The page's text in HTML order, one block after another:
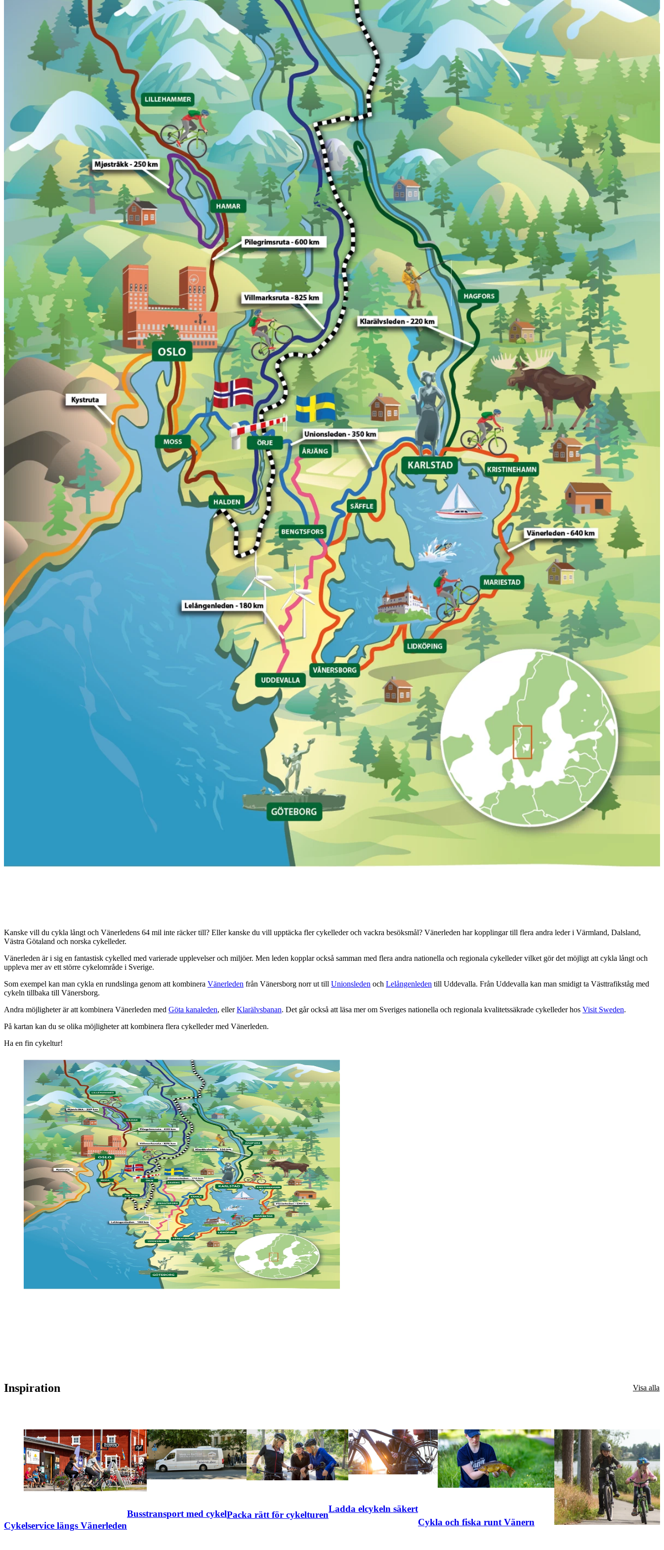
Kanske vill du cykla långt och Vänerledens 64 mil inte räcker till? Eller kanske du vill upptäcka fler cykelleder och vackra besöksmål? Vänerleden har kopplingar till flera andra leder i Värmland, Dalsland,
Västra Götaland och norska cykelleder.
Vänerleden är i sig en fantastisk cykelled med varierade upplevelser och miljöer. Men leden kopplar också samman med flera andra nationella och regionala cykelleder vilket gör det möjligt att cykla långt och
uppleva mer av ett större cykelområde i Sverige.
Som exempel kan man cykla en rundslinga genom att kombinera Vänerleden från Vänersborg norr ut till Unionsleden och Lelångenleden till Uddevalla. Från Uddevalla kan man smidigt ta Västtrafikståg med
cykeln tillbaka till Vänersborg.
Andra möjligheter är att kombinera Vänerleden med Göta kanaleden, ellerKlarälvsbanan. Det går också att läsa mer om Sveriges nationella och regionala kvalitetssäkrade cykelleder hos Visit Sweden.
På kartan kan du se olika möjligheter att kombinera flera cykelleder med Vänerleden.
Ha en fin cykeltur!
Inspiration Visa alla
Cykelservice längs Vänerleden
Busstransport med cykelPacka rätt för cykelturen
Ladda elcykeln säkert
Cykla och fiska runt Vänern